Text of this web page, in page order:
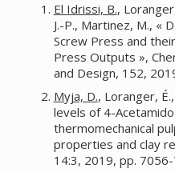
El Idrissi, B.,
J.-P., Martinez, M., «
Screw Press and
Press Outputs »,
and Design, 152,
Myja, D., Loranger,
levels of 4-
thermomechanical
properties and clay
14:3, 2019, pp.